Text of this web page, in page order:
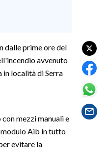
dalle prime ore del
avvenuto
in località di Serra
mezzi manuali e
Aib in tutto
evitare la